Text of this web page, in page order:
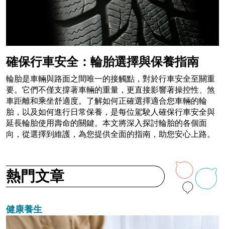
確保行車安全：輪胎選擇與保養指南
輪胎是車輛與路面之間唯一的接觸點，對於行車安全至關重
要。它們不僅支撐著車輛的重量，更直接影響著操控性、煞
車距離和乘坐舒適度。了解如何正確選擇適合您車輛的輪
胎，以及如何進行日常保養，是每位駕駛人確保行車安全與
延長輪胎使用壽命的關鍵。本文將深入探討輪胎的各個面
向，從選擇到維護，為您提供全面的指南，助您安心上路。
熱門文章
健康養生